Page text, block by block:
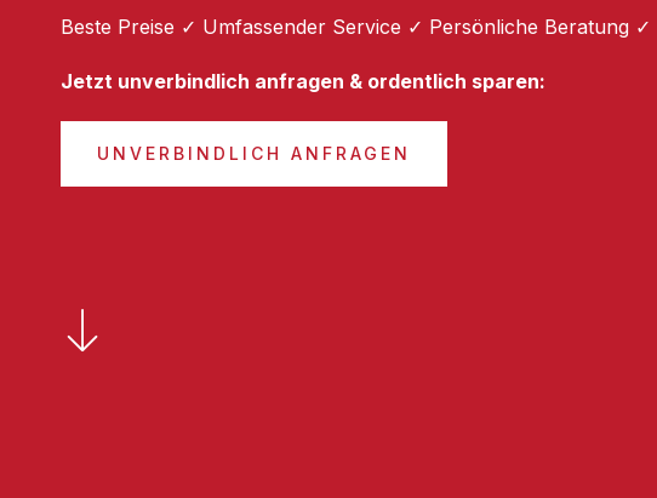
Beste Preise ✓ Umfassender Service ✓ Persönliche Beratung ✓
Jetzt unverbindlich anfragen & ordentlich sparen:
UNVERBINDLICH ANFRAGEN